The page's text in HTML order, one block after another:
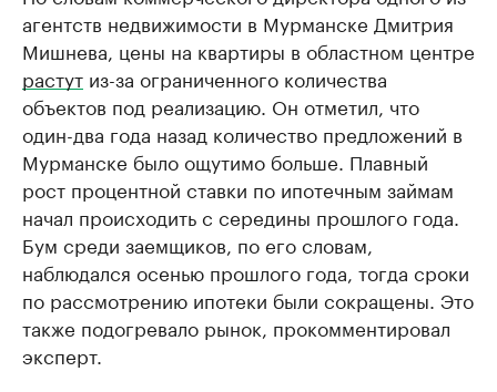
агентств недвижимости в Мурманске Дмитрия
Мишнева, цены на квартиры в областном центре
растут из-за ограниченного количества
объектов под реализацию. Он отметил, что
один-два года назад количество предложений в
Мурманске было ощутимо больше. Плавный
рост процентной ставки по ипотечным займам
начал происходить с середины прошлого года.
Бум среди заемщиков, по его словам,
наблюдался осенью прошлого года, тогда сроки
по рассмотрению ипотеки были сокращены. Это
также подогревало рынок, прокомментировал
эксперт.